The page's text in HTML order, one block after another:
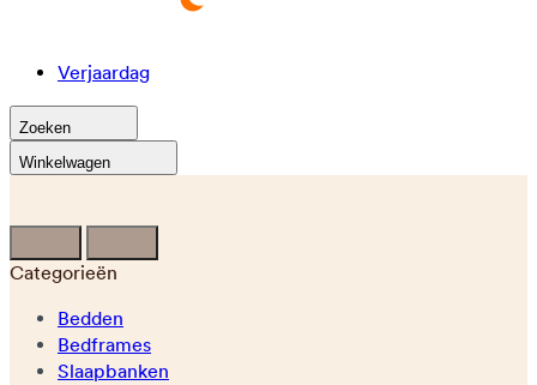
Verjaardag
Zoeken
Winkelwagen
Categorieën
Bedden
Bedframes
Slaapbanken